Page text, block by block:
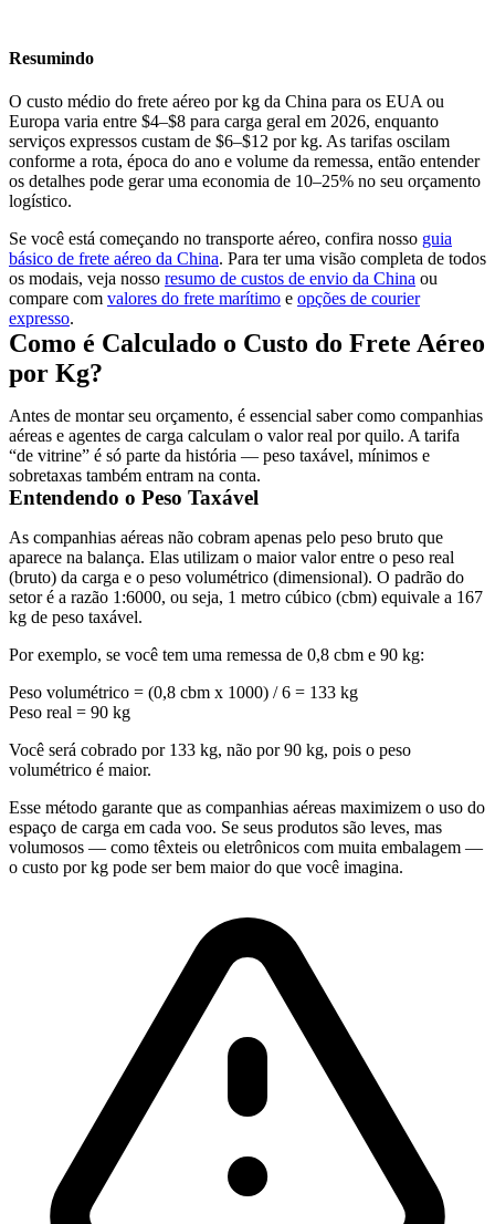
Resumindo
O custo médio do frete aéreo por kg da China para os EUA ou
Europa varia entre $4–$8 para carga geral em 2026, enquanto
serviços expressos custam de $6–$12 por kg. As tarifas oscilam
conforme a rota, época do ano e volume da remessa, então entender
os detalhes pode gerar uma economia de 10–25% no seu orçamento
logístico.
Se você está começando no transporte aéreo, confira nosso guia
básico de frete aéreo da China. Para ter uma visão completa de todos
os modais, veja nosso resumo de custos de envio da China ou
compare com valores do frete marítimo e opções de courier
expresso.
Como é Calculado o Custo do Frete Aéreo
por Kg?
Antes de montar seu orçamento, é essencial saber como companhias
aéreas e agentes de carga calculam o valor real por quilo. A tarifa
“de vitrine” é só parte da história — peso taxável, mínimos e
sobretaxas também entram na conta.
Entendendo o Peso Taxável
As companhias aéreas não cobram apenas pelo peso bruto que
aparece na balança. Elas utilizam o maior valor entre o peso real
(bruto) da carga e o peso volumétrico (dimensional). O padrão do
setor é a razão 1:6000, ou seja, 1 metro cúbico (cbm) equivale a 167
kg de peso taxável.
Por exemplo, se você tem uma remessa de 0,8 cbm e 90 kg:
Peso volumétrico = (0,8 cbm x 1000) / 6 = 133 kg
Peso real = 90 kg
Você será cobrado por 133 kg, não por 90 kg, pois o peso
volumétrico é maior.
Esse método garante que as companhias aéreas maximizem o uso do
espaço de carga em cada voo. Se seus produtos são leves, mas
volumosos — como têxteis ou eletrônicos com muita embalagem —
o custo por kg pode ser bem maior do que você imagina.